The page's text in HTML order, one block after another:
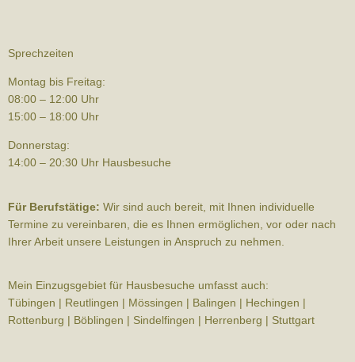
Sprechzeiten
Montag bis Freitag:
08:00 – 12:00 Uhr
15:00 – 18:00 Uhr
Donnerstag:
14:00 – 20:30 Uhr Hausbesuche
Für Berufstätige: Wir sind auch bereit, mit Ihnen individuelle
Termine zu vereinbaren, die es Ihnen ermöglichen, vor oder nach
Ihrer Arbeit unsere Leistungen in Anspruch zu nehmen.
Mein Einzugsgebiet für Hausbesuche umfasst auch:
Tübingen | Reutlingen | Mössingen | Balingen | Hechingen |
Rottenburg | Böblingen | Sindelfingen | Herrenberg | Stuttgart